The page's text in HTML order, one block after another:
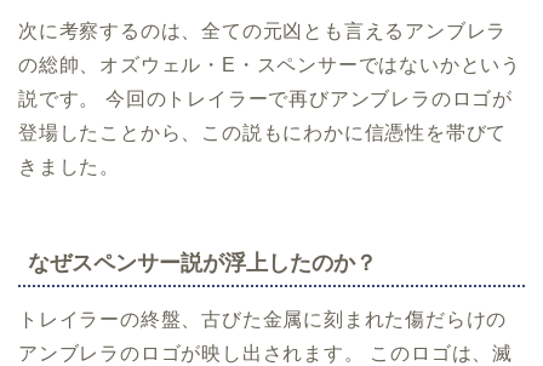
次に考察するのは、全ての元凶とも言えるアンブレラ
の総帥、オズウェル・E・スペンサーではないかという
説です。 今回のトレイラーで再びアンブレラのロゴが
登場したことから、この説もにわかに信憑性を帯びて
きました。
なぜスペンサー説が浮上したのか？
トレイラーの終盤、古びた金属に刻まれた傷だらけの
アンブレラのロゴが映し出されます。 このロゴは、滅